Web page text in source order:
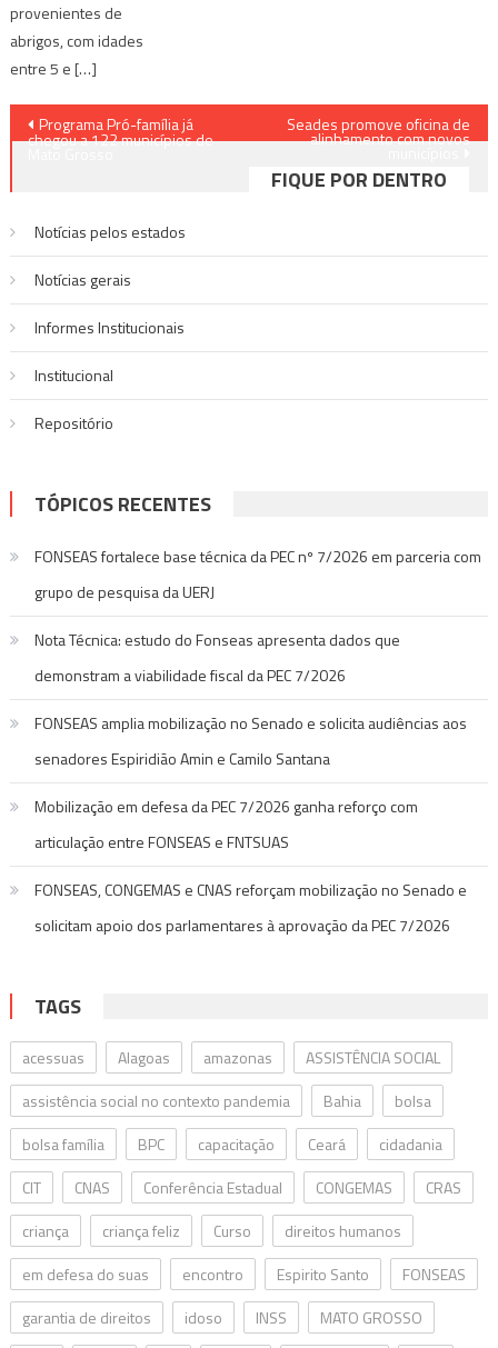
provenientes de
abrigos, com idades
entre 5 e […]
Navegação
Programa Pró-família já
chegou a 122 municípios de
Seades promove oficina de
alinhamento com novos
FIQUE POR DENTRO
Notícias pelos estados
Notí­cias gerais
Informes Institucionais
Institucional
Repositório
TÓPICOS RECENTES
FONSEAS fortalece base técnica da PEC nº 7/2026 em parceria com
grupo de pesquisa da UERJ
Nota Técnica: estudo do Fonseas apresenta dados que
demonstram a viabilidade fiscal da PEC 7/2026
FONSEAS amplia mobilização no Senado e solicita audiências aos
senadores Espiridião Amin e Camilo Santana
Mobilização em defesa da PEC 7/2026 ganha reforço com
articulação entre FONSEAS e FNTSUAS
FONSEAS, CONGEMAS e CNAS reforçam mobilização no Senado e
solicitam apoio dos parlamentares à aprovação da PEC 7/2026
TAGS
acessuas Alagoas amazonas
ASSISTÊNCIA SOCIAL
assistência social no contexto pandemia
Bahia
bolsa
bolsa família
BPC capacitação Ceará
cidadania
CIT
CNAS Conferência Estadual CONGEMAS
CRAS
criança
criança feliz Curso
direitos humanos
em defesa do suas
encontro Espirito Santo
FONSEAS
garantia de direitos
idoso INSS
MATO GROSSO